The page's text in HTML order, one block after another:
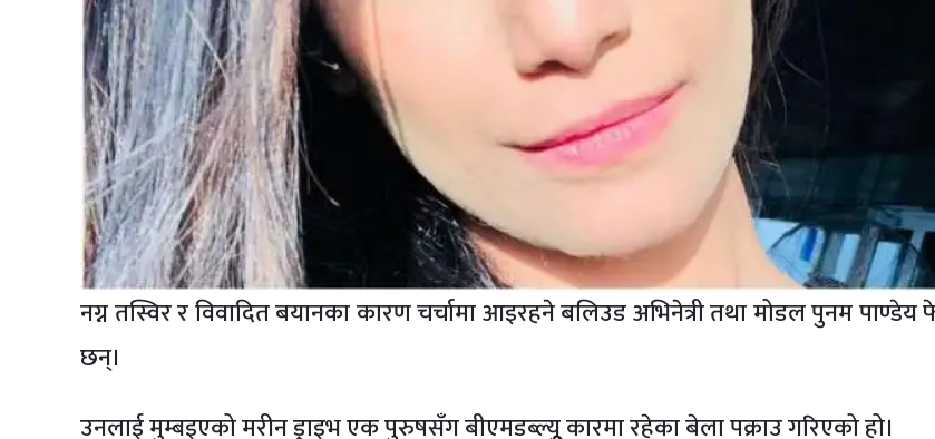
नग्न तस्विर र विवादित बयानका कारण चर्चामा आइरहने बलिउड अभिनेत्री तथा मोडल पुनम पाण्डेय
छन्।
उनलाई मुम्बइएको मरीन ड्राइभ एक पुरुषसँग बीएमडब्ल्यूु कारमा रहेका बेला पक्राउ गरिएको हो।